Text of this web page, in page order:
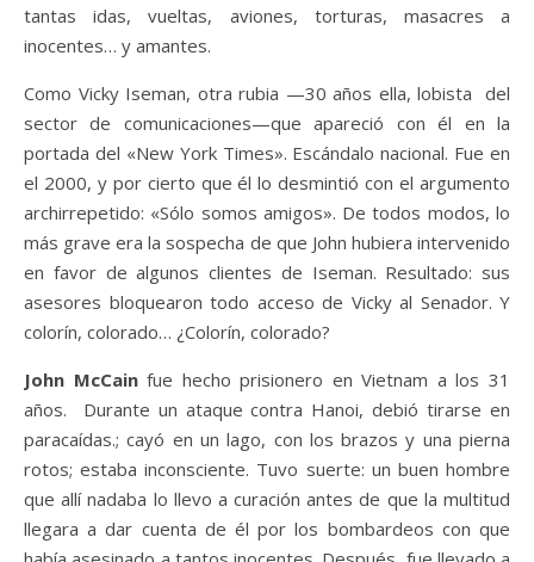
tantas idas, vueltas, aviones, torturas, masacres a
inocentes… y amantes.
Como Vicky Iseman, otra rubia —30 años ella, lobista del
sector de comunicaciones—que apareció con él en la
portada del «New York Times». Escándalo nacional. Fue en
el 2000, y por cierto que él lo desmintió con el argumento
archirrepetido: «Sólo somos amigos». De todos modos, lo
más grave era la sospecha de que John hubiera intervenido
en favor de algunos clientes de Iseman. Resultado: sus
asesores bloquearon todo acceso de Vicky al Senador. Y
colorín, colorado… ¿Colorín, colorado?
John McCainfue hecho prisionero en Vietnam a los 31
años. Durante un ataque contra Hanoi, debió tirarse en
paracaídas.; cayó en un lago, con los brazos y una pierna
rotos; estaba inconsciente. Tuvo suerte: un buen hombre
que allí nadaba lo llevo a curación antes de que la multitud
llegara a dar cuenta de él por los bombardeos con que